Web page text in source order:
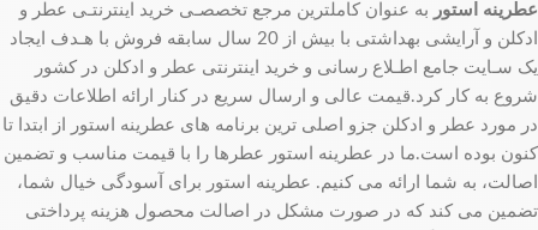
عطرینه استور به عنوان کاملترین مرجع تخصصـی خرید اینترنتـی عطر و
ادکلن و آرایشی بهداشتی با بیش از 20 سال سابقه فروش با هـدف ایجاد
یک سـایت جامع اطـلاع رسانی و خرید اینترنتی عطر و ادکلن در کشور
شروع به کار کرد.قیمت عالی و ارسال سریع در کنار ارائه اطلاعات دقیق
در مورد عطر و ادکلن جزو اصلی ترین برنامه های عطرینه استور از ابتدا تا
کنون بوده است.ما در عطرینه استور عطرها را با قیمت مناسب و تضمین
اصالت، به شما ارائه می کنیم. عطرینه استور برای آسودگی خیال شما،
تضمین می کند که در صورت مشکل در اصالت محصول هزینه پرداختی